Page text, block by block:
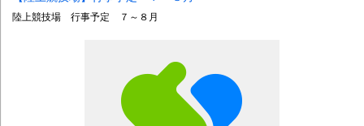
陸上競技場 行事予定 ７～８月